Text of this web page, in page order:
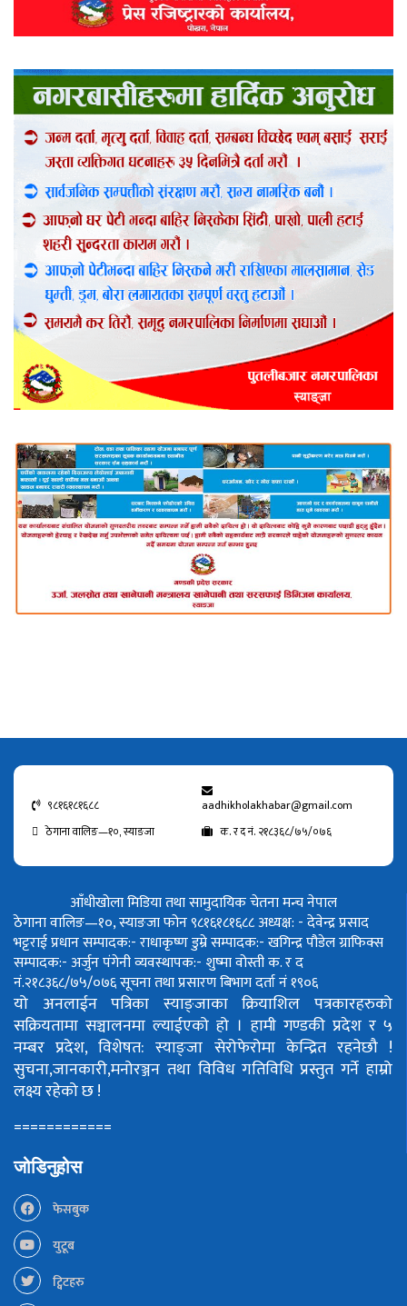
९८१६१८१६८८
aadhikholakhabar@gmail.com
ठेगाना वालिङ—१०, स्याङजा
क. र द नं. २१८३६८/७५/०७६
आँधीखोला मिडिया तथा सामुदायिक चेतना मन्च नेपाल
ठेगाना वालिङ—१०, स्याङजा फोन ९८१६१८१६८८अध्यक्ष: - देवेन्द्र प्रसाद
भट्टराईप्रधान सम्पादक:- राधाकृष्ण डुम्रेसम्पादक:- खगिन्द्र पौडेलग्राफिक्स
सम्पादक:- अर्जुन पंगेनीव्यवस्थापक:- शुष्मा वोस्तीक. र द
नं.२१८३६८/७५/०७६सूचना तथा प्रसारण बिभाग दर्ता नं १९०६
यो अनलाईन पत्रिका स्याङ्जाका क्रियाशिल पत्रकारहरुको
सक्रियतामा सञ्चालनमा ल्याईएको हो । हामी गण्डकी प्रदेश र ५
नम्बर प्रदेश, विशेषत: स्याङ्जा सेरोफेरोमा केन्द्रित रहनेछौ !
सुचना,जानकारी,मनोरञ्जन तथा विविध गतिविधि प्रस्तुत गर्ने हाम्रो
लक्ष्य रहेको छ !
============
जोडिनुहोस
फेसबुक
युटूब
ट्विटहरु